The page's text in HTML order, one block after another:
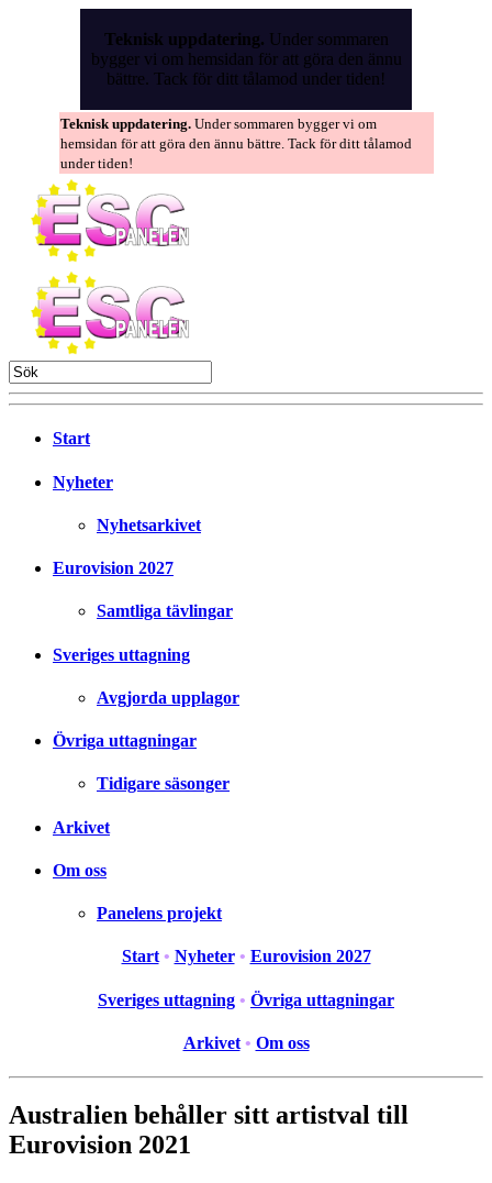
Teknisk uppdatering. Under sommaren
bygger vi om hemsidan för att göra den ännu
bättre. Tack för ditt tålamod under tiden!
Teknisk uppdatering. Under sommaren bygger vi om
hemsidan för att göra den ännu bättre. Tack för ditt tålamod
under tiden!
Start
Nyheter
Nyhetsarkivet
Eurovision 2027
Samtliga tävlingar
Sveriges uttagning
Avgjorda upplagor
Övriga uttagningar
Tidigare säsonger
Arkivet
Om oss
Panelens projekt
Start • Nyheter • Eurovision 2027
Sveriges uttagning • Övriga uttagningar
Arkivet • Om oss
Australien behåller sitt artistval till
Eurovision 2021